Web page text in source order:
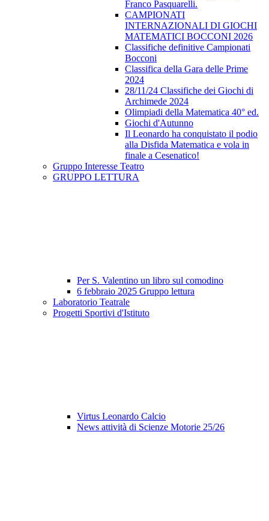
Franco Pasquarelli.
CAMPIONATI
INTERNAZIONALI DI GIOCHI
MATEMATICI BOCCONI 2026
Classifiche definitive Campionati
Bocconi
Classifica della Gara delle Prime
2024
28/11/24 Classifiche dei Giochi di
Archimede 2024
Olimpiadi della Matematica 40° ed.
Giochi d'Autunno
Il Leonardo ha conquistato il podio
alla Disfida Matematica e vola in
finale a Cesenatico!
Gruppo Interesse Teatro
GRUPPO LETTURA
Per S. Valentino un libro sul comodino
6 febbraio 2025 Gruppo lettura
Laboratorio Teatrale
Progetti Sportivi d'Istituto
Virtus Leonardo Calcio
News attività di Scienze Motorie 25/26